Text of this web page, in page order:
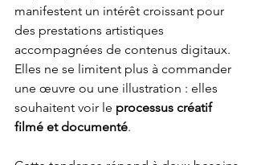
manifestent un intérêt croissant pour
des prestations artistiques
accompagnées de contenus digitaux.
Elles ne se limitent plus à commander
une œuvre ou une illustration : elles
souhaitent voir le processus créatif
filmé et documenté.